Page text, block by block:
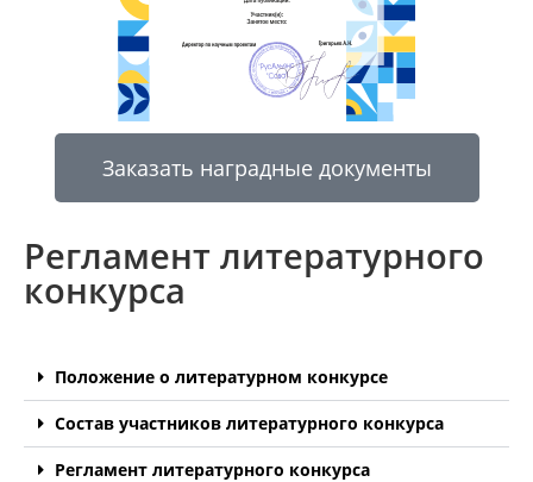
Заказать наградные документы
Регламент литературного
конкурса
Положение о литературном конкурсе
Состав участников литературного конкурса
Регламент литературного конкурса